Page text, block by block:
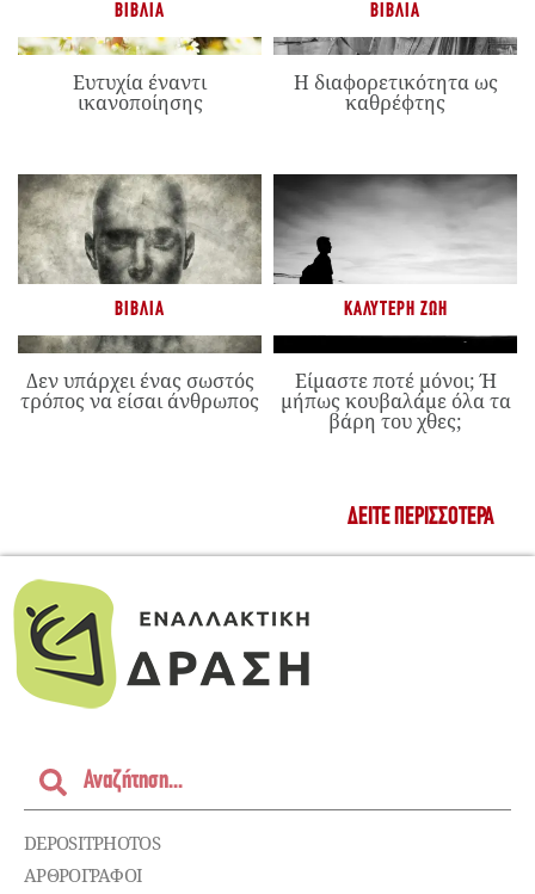
ΒΙΒΛΊΑ
Ευτυχία έναντι
ικανοποίησης
ΒΙΒΛΊΑ
Η διαφορετικότητα ως
καθρέφτης
ΒΙΒΛΊΑ
Δεν υπάρχει ένας σωστός
τρόπος να είσαι άνθρωπος
ΚΑΛΎΤΕΡΗ ΖΩΉ
Είμαστε ποτέ μόνοι; Ή
μήπως κουβαλάμε όλα τα
βάρη του χθες;
ΔΕΊΤΕ ΠΕΡΙΣΣΌΤΕΡΑ
DEPOSITPHOTOS
ΑΡΘΡΟΓΡΑΦΟΙ